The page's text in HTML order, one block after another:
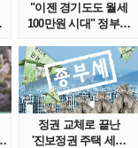
"이젠 경기도도 월세
100만원 시대" 정부發
정권 교체로 끝난
'진보정권 주택 세금